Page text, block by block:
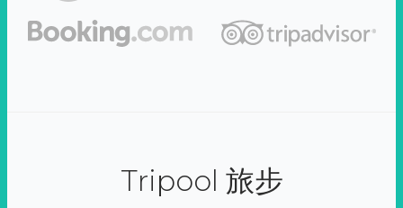
Tripool 旅步